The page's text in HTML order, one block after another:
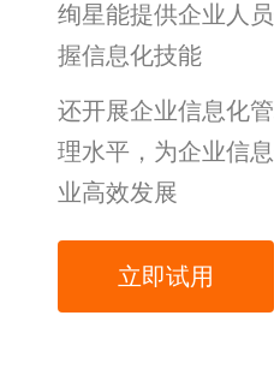
绚星能提供企业人
握信息化技能
还开展企业信息化
理水平，为企业信
业高效发展
立即试用